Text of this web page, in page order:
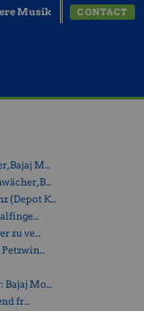
Musik CONTACT
Bajaj M...
B...
(Depot K...
zu ve...
Bajaj Mo...
fr...